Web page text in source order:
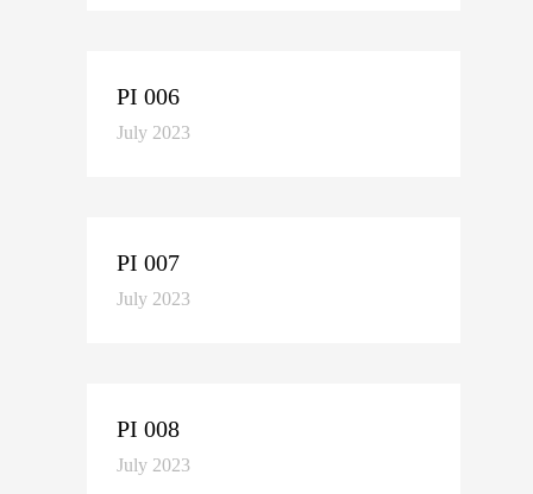
PI 006
July 2023
PI 007
July 2023
PI 008
July 2023